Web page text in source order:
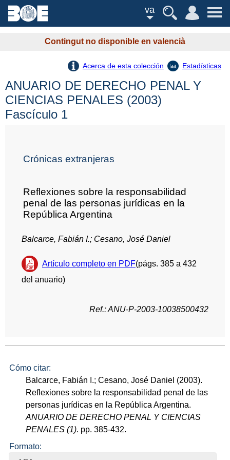
va
Contingut no disponible en valencià
Acerca de esta colección Estadísticas
ANUARIO DE DERECHO PENAL Y
CIENCIAS PENALES (2003)
Fascículo 1
Crónicas extranjeras
Reflexiones sobre la responsabilidad
penal de las personas jurídicas en la
República Argentina
Balcarce, Fabián I.; Cesano, José Daniel
Artículo completo en PDF(págs. 385 a 432
del anuario)
Ref.: ANU-P-2003-10038500432
Cómo citar:
Balcarce, Fabián I.; Cesano, José Daniel (2003).
Reflexiones sobre la responsabilidad penal de las
personas jurídicas en la República Argentina.
ANUARIO DE DERECHO PENAL Y CIENCIAS
PENALES (1). pp. 385-432.
Formato: